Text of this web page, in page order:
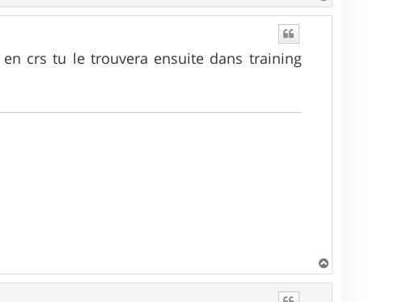
a
crs tu le trouvera ensuite dans training
a